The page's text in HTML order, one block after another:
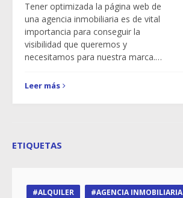
Tener optimizada la página web de
una agencia inmobiliaria es de vital
importancia para conseguir la
visibilidad que queremos y
necesitamos para nuestra marca.…
Leer más
ETIQUETAS
ALQUILER
AGENCIA INMOBILIARIA